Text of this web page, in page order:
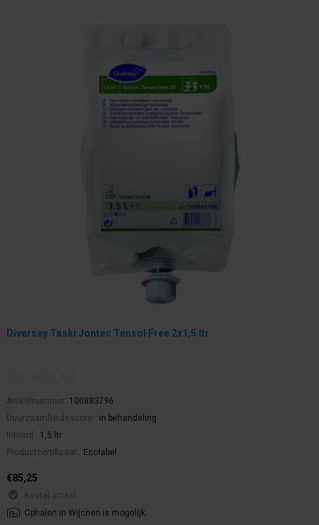
Diversey Taski Jontec Tensol Free 2x1,5 ltr
Artikelnummer: 100883796
Duurzaamheidsscore:
in behandeling
Inhoud:
1,5 ltr
Productcertificaat:
Ecolabel
€85,25
Bestel artikel.
Ophalen in Wijchen is mogelijk.